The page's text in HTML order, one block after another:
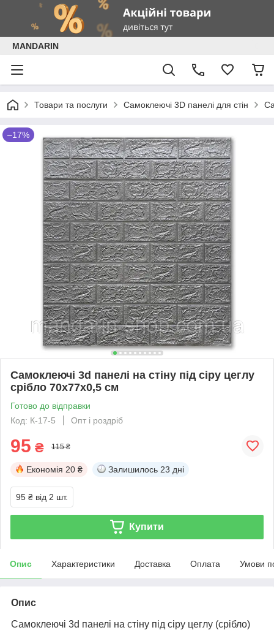
MANDARIN
Товари та послуги Самоклеючі 3D панелі для стін
–17%
Самоклеючі 3d панелі на стіну під сіру цеглу
срібло 70х77х0,5 см
Готово до відправки
Код: К-17-5
Опт і роздріб
95 ₴ 115 ₴
Економія 20 ₴ Залишилось 23 дні
95 ₴ від 2 шт.
Купити
Опис Характеристики Доставка Оплата Умови
Опис
Самоклеючі 3d панелі на стіну під сіру цеглу (срібло)